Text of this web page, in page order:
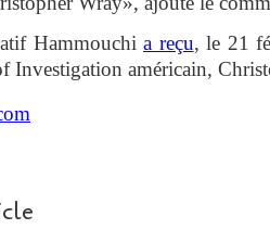
Hammouchi a reçu, le 21
Investigation américain,